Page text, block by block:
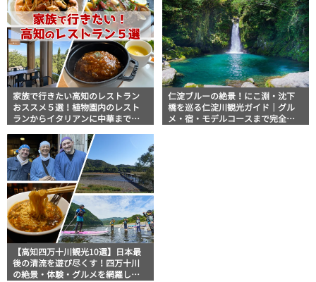
家族で行きたい高知のレストラン
おススメ５選！植物園内のレスト
ランからイタリアンに中華まで楽
仁淀ブルーの絶景！にこ淵・沈下
橋を巡る仁淀川観光ガイド｜グル
メ・宿・モデルコースまで完全網
【高知四万十川観光10選】日本最
後の清流を遊び尽くす！四万十川
の絶景・体験・グルメを網羅した